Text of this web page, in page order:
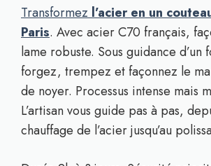
Transformez l’acier en un
Paris. Avec acier C70 français,
lame robuste. Sous guidance d’un
forgez, trempez et façonnez le
de noyer. Processus intense mais
L’artisan vous guide pas à pas,
chauffage de l’acier jusqu’au